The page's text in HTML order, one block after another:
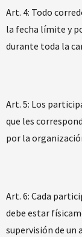
Art. 4: Todo
la fecha límite y
durante toda la
Art. 5:​ Los
que les
por la
Art. 6: Cada
debe estar
supervisión de un